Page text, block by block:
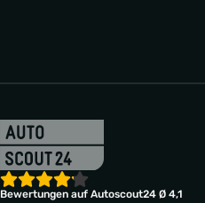
Bewertungen auf Autoscout24 Ø 4,1